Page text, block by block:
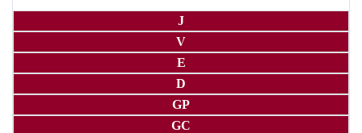
J
V
E
D
GP
GC